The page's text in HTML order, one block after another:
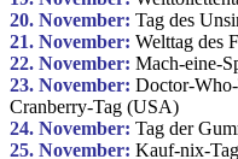
20. November: Tag des
21. November: Welttag des
22. November: Mach-eine-
23. November: Doctor-
Cranberry-Tag (USA)
24. November: Tag der
25. November: Kauf-nix-